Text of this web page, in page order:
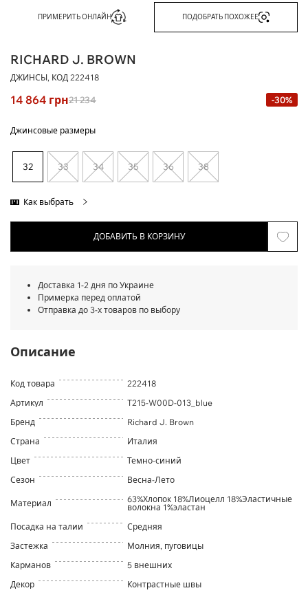
ПРИМЕРИТЬ ОНЛАЙН ПОДОБРАТЬ ПОХОЖЕЕ
RICHARD J. BROWN
ДЖИНСЫ, КОД 222418
14 864 грн21 234 -30%
Джинсовые размеры
32 33 34 35 36 38
Как выбрать
ДОБАВИТЬ В КОРЗИНУ
Доставка 1-2 дня по Украине
Примерка перед оплатой
Отправка до 3-х товаров по выбору
Описание
Код товара
222418
Артикул
T215-W00D-013_blue
Бренд
Richard J. Brown
Страна
Италия
Цвет
Темно-синий
Сезон
Весна-Лето
Материал
63%Хлопок 18%Лиоцелл 18%Эластичные
волокна 1%эластан
Посадка на талии
Средняя
Застежка
Молния, пуговицы
Карманов
5 внешних
Декор
Контрастные швы